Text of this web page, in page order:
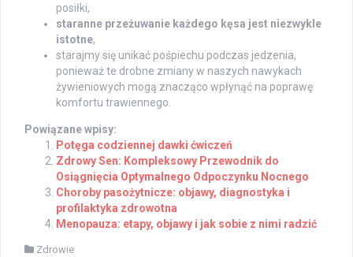
posiłki,
staranne przeżuwanie każdego kęsa jest niezwykle
istotne,
starajmy się unikać pośpiechu podczas jedzenia,
ponieważ te drobne zmiany w naszych nawykach
żywieniowych mogą znacząco wpłynąć na poprawę
komfortu trawiennego.
Powiązane wpisy:
Potęga codziennej dawki ćwiczeń
Zdrowy Sen: Kompleksowy Przewodnik do
Osiągnięcia Optymalnego Odpoczynku Nocnego
Choroby pasożytnicze: objawy, diagnostyka i
profilaktyka zdrowotna
Menopauza: etapy, objawy i jak sobie z nimi radzić
Zdrowie